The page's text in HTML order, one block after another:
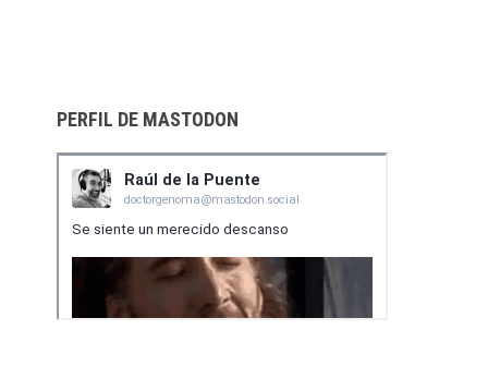
PERFIL DE MASTODON